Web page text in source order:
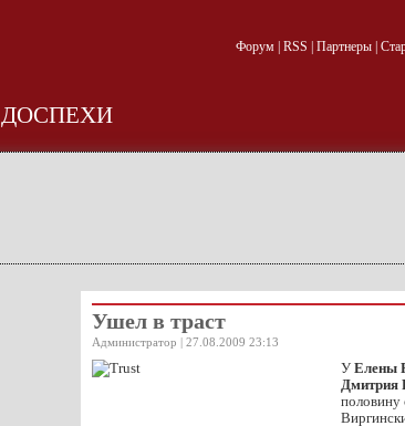
Форум| RSS Партнеры|
ДОСПЕХИ
Ушел в траст
Администратор | 27.08.2009 23:13
У Елены
Дмитрия
половину